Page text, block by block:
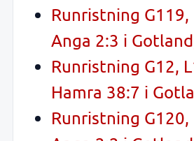
Runristning
Anga 2:3 i
Runristning G12,
Hamra 38:7 i
Runristning